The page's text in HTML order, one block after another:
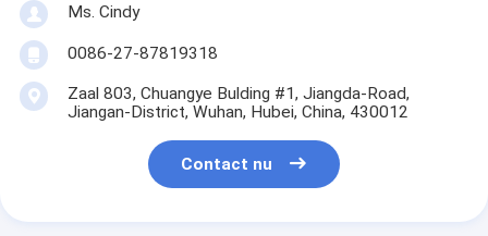
Ms. Cindy
0086-27-87819318
Zaal 803, Chuangye Bulding #1, Jiangda-Road,
Jiangan-District, Wuhan, Hubei, China, 430012
Contact nu